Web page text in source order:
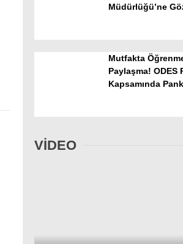
Müdürlüğü’ne
Mutfakta
Paylaşma! ODES
Kapsamında
VİDEO